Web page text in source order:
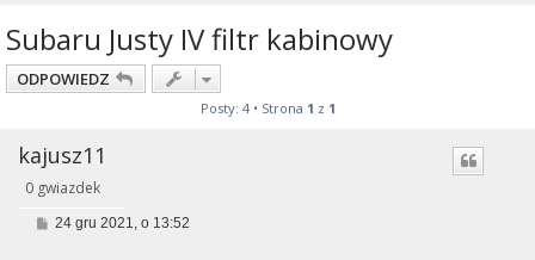
Subaru Justy IV filtr kabinowy
ODPOWIEDZ
Posty: 4 • Strona 1 z 1
kajusz11
0 gwiazdek
P24 gru 2021, o 13:52